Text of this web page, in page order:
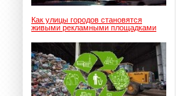
Как улицы городов становятся
живыми рекламными площадками